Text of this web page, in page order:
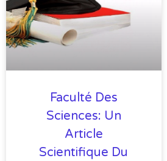
Faculté Des
Sciences: Un
Article
Scientifique Du